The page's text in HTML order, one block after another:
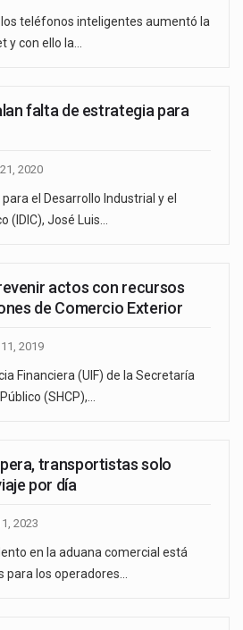
los teléfonos inteligentes aumentó la
con ello la…
falta de estrategia para
2020
el Desarrollo Industrial y el
(IDIC), José Luis…
actos con recursos
de Comercio Exterior
2019
Financiera (UIF) de la Secretaría
(SHCP),…
transportistas solo
por día
2023
en la aduana comercial está
los operadores…